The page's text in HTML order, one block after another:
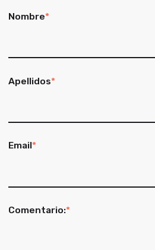
Nombre*
Apellidos*
Email*
Comentario:*